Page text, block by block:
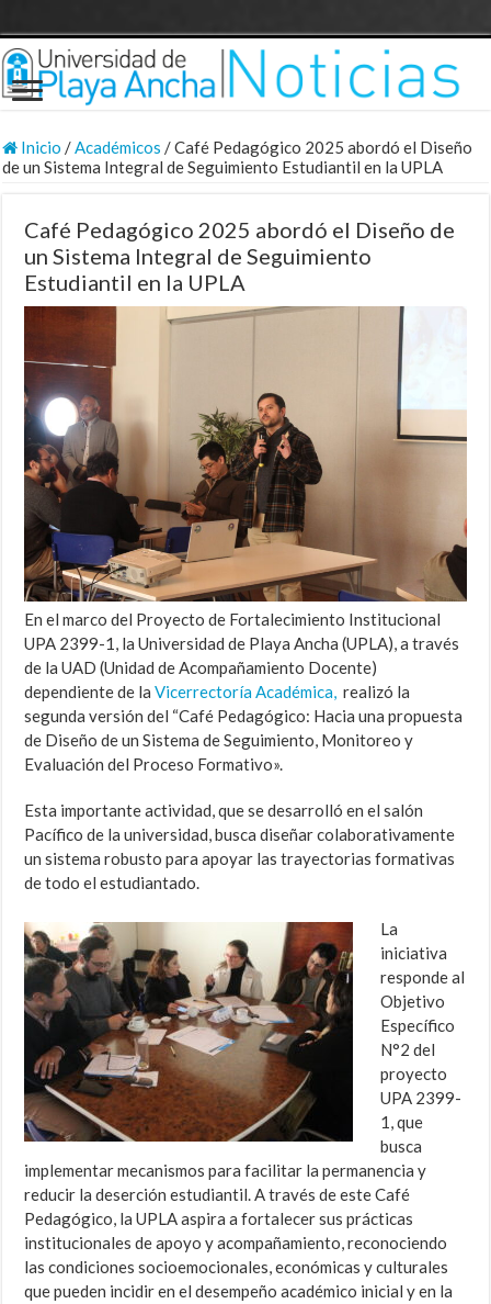
Inicio /Académicos /Café Pedagógico 2025 abordó el Diseño
de un Sistema Integral de Seguimiento Estudiantil en la UPLA
Café Pedagógico 2025 abordó el Diseño de
un Sistema Integral de Seguimiento
Estudiantil en la UPLA
En el marco del Proyecto de Fortalecimiento Institucional
UPA 2399-1, la Universidad de Playa Ancha (UPLA), a través
de la UAD (Unidad de Acompañamiento Docente)
dependiente de laVicerrectoría Académica, realizó la
segunda versión del “Café Pedagógico: Hacia una propuesta
de Diseño de un Sistema de Seguimiento, Monitoreo y
Evaluación del Proceso Formativo».
Esta importante actividad, que se desarrolló en el salón
Pacífico de la universidad, busca diseñar colaborativamente
un sistema robusto para apoyar las trayectorias formativas
de todo el estudiantado.
La
iniciativa
responde al
Objetivo
Específico
N°2 del
proyecto
UPA 2399-
1, que
busca
implementar mecanismos para facilitar la permanencia y
reducir la deserción estudiantil. A través de este Café
Pedagógico, la UPLA aspira a fortalecer sus prácticas
institucionales de apoyo y acompañamiento, reconociendo
las condiciones socioemocionales, económicas y culturales
que pueden incidir en el desempeño académico inicial y en la